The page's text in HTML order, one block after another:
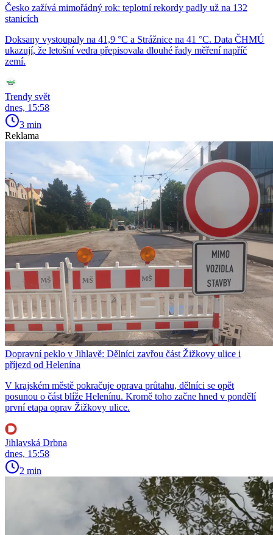
Česko zažívá mimořádný rok: teplotní rekordy padly už na 132
stanicích
Doksany vystoupaly na 41,9 °C a Strážnice na 41 °C. Data ČHMÚ
ukazují, že letošní vedra přepisovala dlouhé řady měření napříč
zemí.
Trendy svět
dnes, 15:58
3 min
Reklama
Dopravní peklo v Jihlavě: Dělníci zavřou část Žižkovy ulice i
příjezd od Helenína
V krajském městě pokračuje oprava průtahu, dělníci se opět
posunou o část blíže Helenínu. Kromě toho začne hned v pondělí
první etapa oprav Žižkovy ulice.
Jihlavská Drbna
dnes, 15:58
2 min